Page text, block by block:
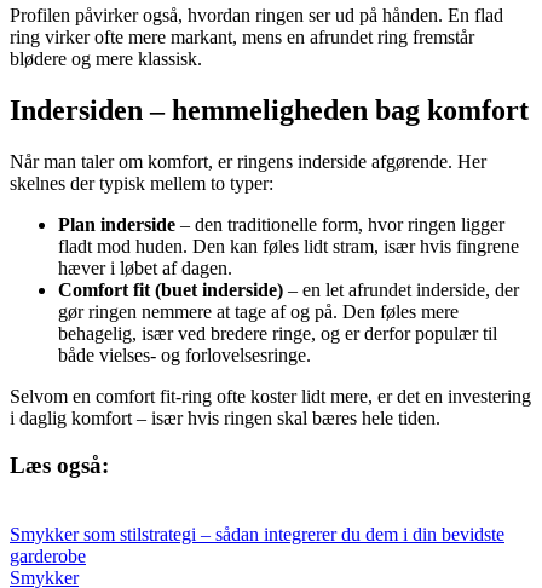
Profilen påvirker også, hvordan ringen ser ud på hånden. En flad
ring virker ofte mere markant, mens en afrundet ring fremstår
blødere og mere klassisk.
Indersiden – hemmeligheden bag komfort
Når man taler om komfort, er ringens inderside afgørende. Her
skelnes der typisk mellem to typer:
Plan inderside – den traditionelle form, hvor ringen ligger
fladt mod huden. Den kan føles lidt stram, især hvis fingrene
hæver i løbet af dagen.
Comfort fit (buet inderside) – en let afrundet inderside, der
gør ringen nemmere at tage af og på. Den føles mere
behagelig, især ved bredere ringe, og er derfor populær til
både vielses- og forlovelsesringe.
Selvom en comfort fit-ring ofte koster lidt mere, er det en investering
i daglig komfort – især hvis ringen skal bæres hele tiden.
Læs også:
Smykker som stilstrategi – sådan integrerer du dem i din bevidste
garderobe
Smykker